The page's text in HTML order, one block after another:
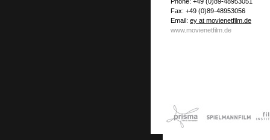
Fax: +49 (0)89-48953056
Email: ey at movienetfilm.de
www.movienetfilm.de